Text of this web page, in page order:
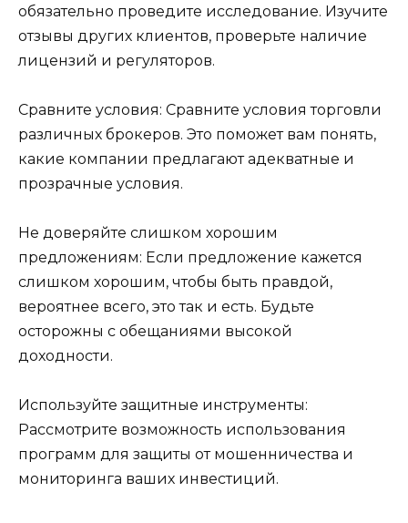
обязательно проведите исследование. Изучите
отзывы других клиентов, проверьте наличие
лицензий и регуляторов.
Сравните условия: Сравните условия торговли
различных брокеров. Это поможет вам понять,
какие компании предлагают адекватные и
прозрачные условия.
Не доверяйте слишком хорошим
предложениям: Если предложение кажется
слишком хорошим, чтобы быть правдой,
вероятнее всего, это так и есть. Будьте
осторожны с обещаниями высокой
доходности.
Используйте защитные инструменты:
Рассмотрите возможность использования
программ для защиты от мошенничества и
мониторинга ваших инвестиций.